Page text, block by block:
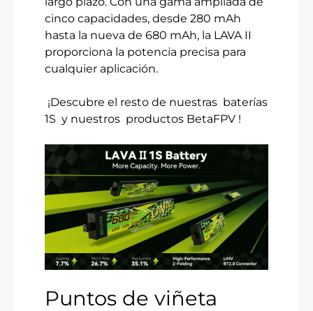
cinco capacidades, desde 280 mAh
hasta la nueva de 680 mAh, la LAVA II
proporciona la potencia precisa para
cualquier aplicación.
¡Descubre el resto de nuestras baterías
1S y nuestros productos BetaFPV !
Puntos de viñeta